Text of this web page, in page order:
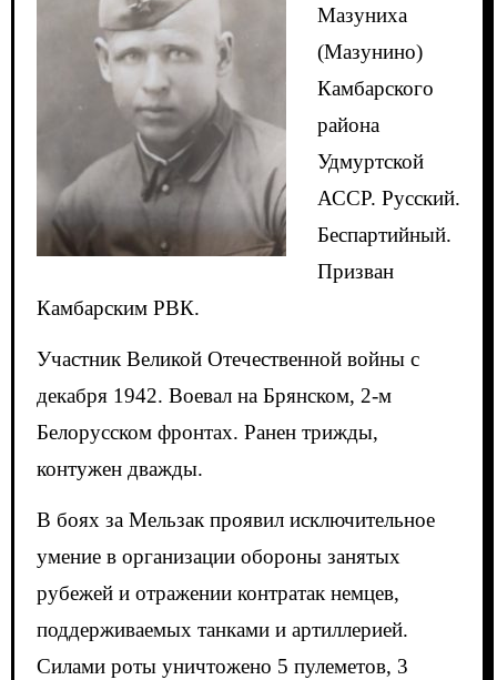
Мазуниха
(Мазунино)
Камбарского
района
Удмуртской
АССР. Русский.
Беспартийный.
Призван
Камбарским РВК.
Участник Великой Отечественной войны с
декабря 1942. Воевал на Брянском, 2-м
Белорусском фронтах. Ранен трижды,
контужен дважды.
В боях за Мельзак проявил исключительное
умение в организации обороны занятых
рубежей и отражении контратак немцев,
поддерживаемых танками и артиллерией.
Силами роты уничтожено 5 пулеметов, 3